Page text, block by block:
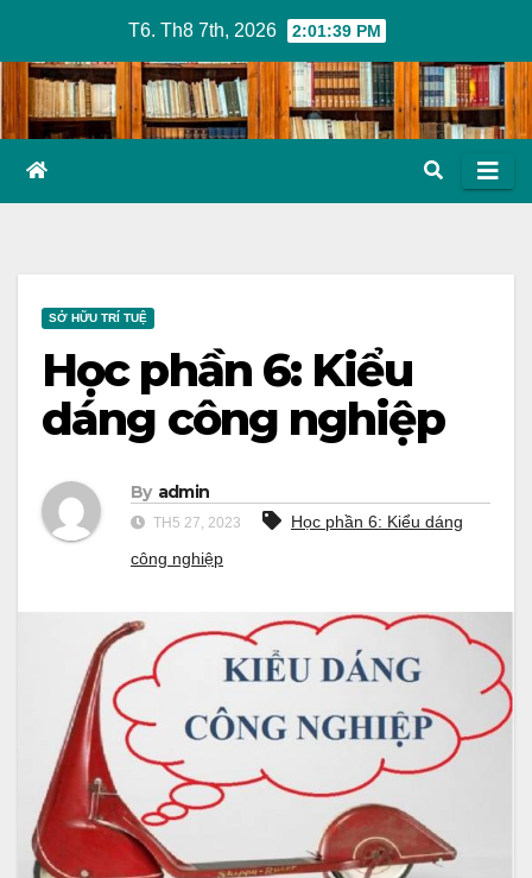
content
T6. Th8 7th, 2026 2:01:40 PM
SỞ HỮU TRÍ TUỆ
Học phần 6: Kiểu
dáng công nghiệp
By admin
TH5 27, 2023
Học phần 6: Kiểu dáng
công nghiệp